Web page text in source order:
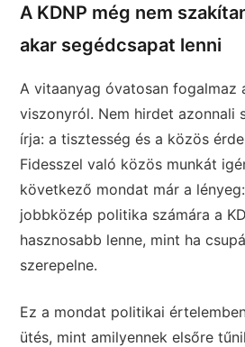
A KDNP még nem
akar segédcsapat lenni
A vitaanyag óvatosan fogalmaz
viszonyról. Nem hirdet azonnali
írja: a tisztesség és a közös
Fidesszel való közös munkát
következő mondat már a
jobbközép politika számára a
hasznosabb lenne, mint ha
szerepelne.
Ez a mondat politikai
ütés, mint amilyennek elsőre